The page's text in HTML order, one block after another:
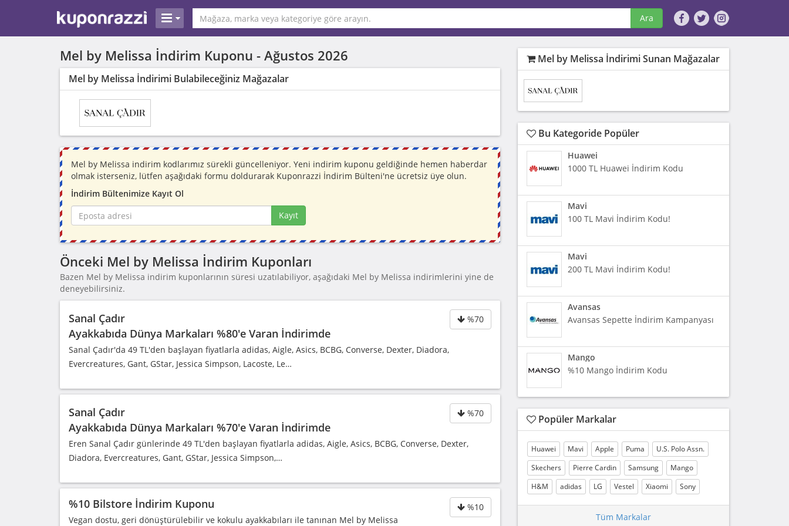
Ara
Mel by Melissa İndirim Kuponu - Ağustos 2026
Mel by Melissa İndirimi Bulabileceğiniz Mağazalar
Mel by Melissa indirim kodlarımız sürekli güncelleniyor. Yeni indirim kuponu geldiğinde hemen haberdar
olmak isterseniz, lütfen aşağıdaki formu doldurarak Kuponrazzi İndirim Bülteni'ne ücretsiz üye olun.
İndirim Bültenimize Kayıt Ol
Kayıt
Önceki Mel by Melissa İndirim Kuponları
Bazen Mel by Melissa indirim kuponlarının süresi uzatılabiliyor, aşağıdaki Mel by Melissa indirimlerini yine de
deneyebilirsiniz.
%70
Sanal Çadır
Ayakkabıda Dünya Markaları %80'e Varan İndirimde
Sanal Çadır'da 49 TL'den başlayan fiyatlarla adidas, Aigle, Asics, BCBG, Converse, Dexter, Diadora,
Evercreatures, Gant, GStar, Jessica Simpson, Lacoste, Le…
%70
Sanal Çadır
Ayakkabıda Dünya Markaları %70'e Varan İndirimde
Eren Sanal Çadır günlerinde 49 TL'den başlayan fiyatlarla adidas, Aigle, Asics, BCBG, Converse, Dexter,
Diadora, Evercreatures, Gant, GStar, Jessica Simpson,…
%10
%10 Bilstore İndirim Kuponu
Vegan dostu, geri dönüştürülebilir ve kokulu ayakkabıları ile tanınan Mel by Melissa
Mel by Melissa İndirimi Sunan Mağazalar
Bu Kategoride Popüler
Huawei
1000 TL Huawei İndirim Kodu
Mavi
100 TL Mavi İndirim Kodu!
Mavi
200 TL Mavi İndirim Kodu!
Avansas
Avansas Sepette İndirim Kampanyası
Mango
%10 Mango İndirim Kodu
Popüler Markalar
Huawei Mavi Apple Puma
U.S. Polo Assn.
Skechers
Pierre Cardin Samsung
Mango
H&M
adidas LG Vestel Xiaomi Sony
Tüm Markalar